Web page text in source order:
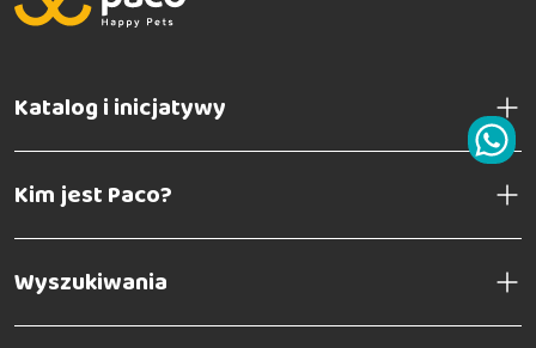
Katalog i inicjatywy
Kim jest Paco?
Wyszukiwania